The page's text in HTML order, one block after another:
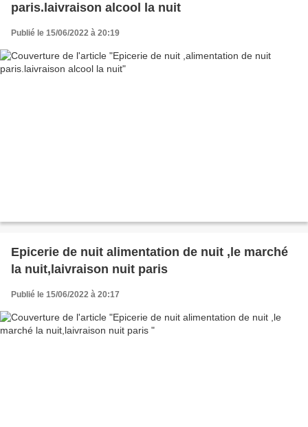
paris.laivraison alcool la nuit
Publié le 15/06/2022 à 20:19
Epicerie de nuit alimentation de nuit ,le marché
la nuit,laivraison nuit paris
Publié le 15/06/2022 à 20:17